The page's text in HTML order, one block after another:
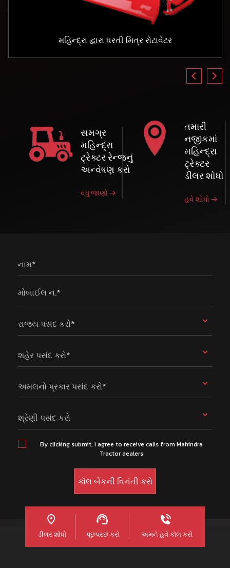
મહિન્દ્રા દ્વારા ધરતી મિત્ર રોટાવેટર
સમગ્ર
મહિન્દ્રા
ટ્રેક્ટર રેન્જનું
અન્વેષણ કરો
વધુ જાણો
તમારી
નજીકમાં
મહિન્દ્રા
ટ્રેક્ટર
ડીલર શોધો
હવે શોધો
નામ*
મોબાઈલ ન.*
રાજ્ય પસંદ કરો*
શહેર પસંદ કરો*
અમલનો પ્રકાર પસંદ કરો*
શ્રેણી પસંદ કરો
By clicking submit, I agree to receive calls from Mahindra
Tractor dealers
ડીલર શોધો પૂછપરછ કરો અમને હવે કૉલ કરો